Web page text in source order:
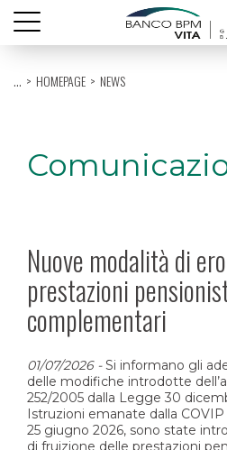
... HOMEPAGE NEWS
Nuove modalità di
prestazioni
complementari
01/07/2026-Si informano gli
delle modifiche introdotte
252/2005 dalla Legge 30
Istruzioni emanate dalla
25 giugno 2026, sono state
di fruizione delle prestazioni